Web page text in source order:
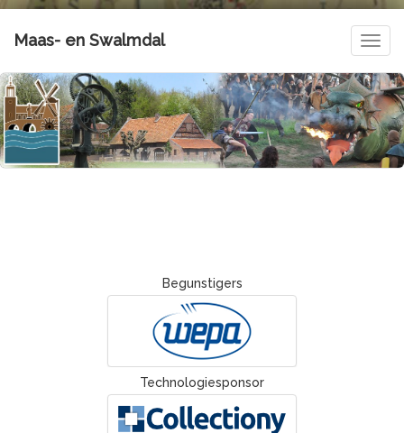
Maas- en Swalmdal
Begunstigers
Technologiesponsor